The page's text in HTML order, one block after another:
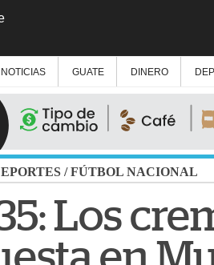
NOTICIAS GUATE DINERO
/FÚTBOL NACIONAL
Los